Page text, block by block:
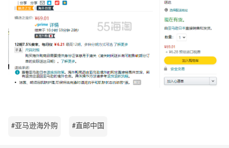
#亚马逊海外购 #直邮中国